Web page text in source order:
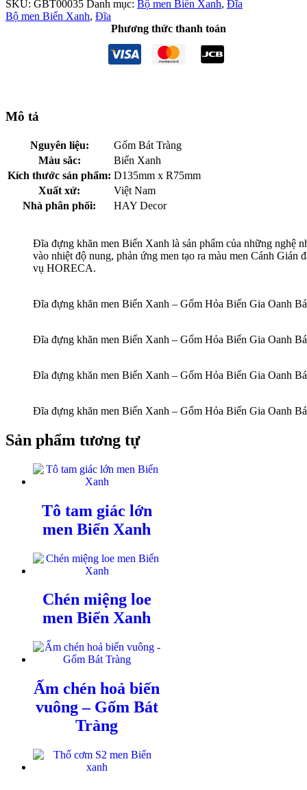
SKU: GBT00035 Danh mục: Bộ men Biển Xanh, Đĩa
Bộ men Biển Xanh, Đĩa
Phương thức thanh toán
Mô tả
Nguyên liệu:
Gốm Bát Tràng
Màu sắc:
Biển Xanh
Kích thước sản phẩm: D135mm x R75mm
Xuất xứ:
Việt Nam
Nhà phân phối:
HAY Decor
Đĩa đựng khăn men Biển Xanh là sản phẩm của những nghệ
vào nhiệt độ nung, phản ứng men tạo ra màu men Cánh Gián
vụ HORECA.
Đĩa đựng khăn men Biển Xanh – Gốm Hỏa Biến Gia Oanh
Đĩa đựng khăn men Biển Xanh – Gốm Hỏa Biến Gia Oanh
Đĩa đựng khăn men Biển Xanh – Gốm Hỏa Biến Gia Oanh
Đĩa đựng khăn men Biển Xanh – Gốm Hỏa Biến Gia Oanh
Sản phẩm tương tự
Tô tam giác lớn
men Biển Xanh
Chén miệng loe
men Biển Xanh
Ấm chén hoả biến
vuông – Gốm Bát
Tràng